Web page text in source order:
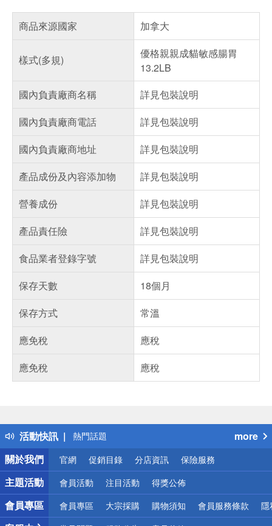
商品來源國家 加拿大
樣式(多規)
優格親親成貓敏感腸胃
13.2LB
國內負責廠商名稱
詳見包裝說明
國內負責廠商電話
詳見包裝說明
國內負責廠商地址
詳見包裝說明
產品成份及內容添加物
詳見包裝說明
營養成份
詳見包裝說明
產品責任險
詳見包裝說明
食品業者登錄字號
詳見包裝說明
保存天數
18個月
保存方式
常溫
應免稅
應稅
應免稅
應稅
活動快訊
得獎公告
熱門話題
銀行優惠
偏遠地區配送
詐騙網頁！請小心！
more
關於我們
官網 促銷目錄 分店資訊 保險服務
主題活動 會員活動 注目活動 得獎公佈
會員專區 會員專區 大宗採購 購物須知 會員服務條款 隱